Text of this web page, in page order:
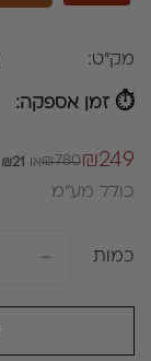
מק"ט:
⏱ זמן אספקה:
מחיר
מבצע
₪249
מחיר
רגיל
₪780או ₪21
כולל מע״מ
כמות